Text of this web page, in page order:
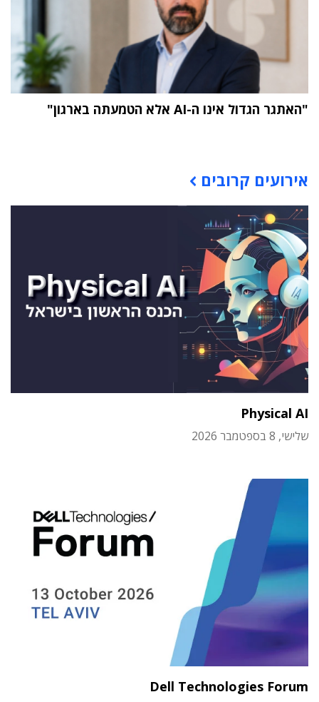
"האתגר הגדול אינו ה-AI אלא הטמעתה בארגון"
אירועים קרובים
Physical AI
שלישי, 8 בספטמבר 2026
Dell Technologies Forum